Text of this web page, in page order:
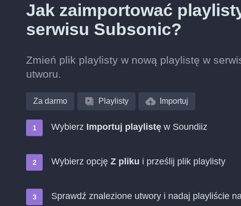
Jak zaimportować
serwisu Subsonic?
Zmień plik playlisty w nową playlistę w
utworu.
Za darmo Playlisty Importuj
Wybierz Importuj playlistę w Soundiiz
Wybierz opcję Z pliku i prześlij plik playlisty
Sprawdź znalezione utwory i nadaj playliście